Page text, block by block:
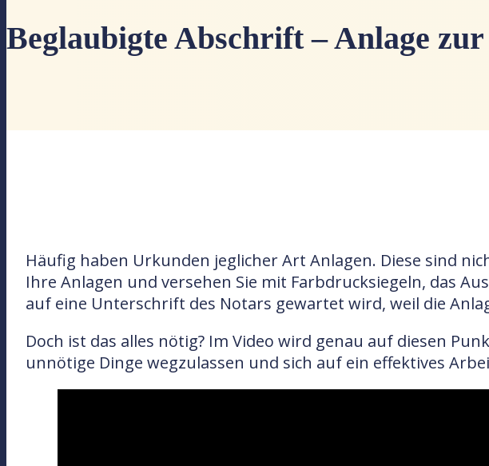
Beglaubigte Abschrift – Anlage
Häufig haben Urkunden jeglicher Art Anlagen. Diese sind
Ihre Anlagen und versehen Sie mit Farbdrucksiegeln, das
auf eine Unterschrift des Notars gewartet wird, weil die
Doch ist das alles nötig? Im Video wird genau auf diesen
unnötige Dinge wegzulassen und sich auf ein effektives